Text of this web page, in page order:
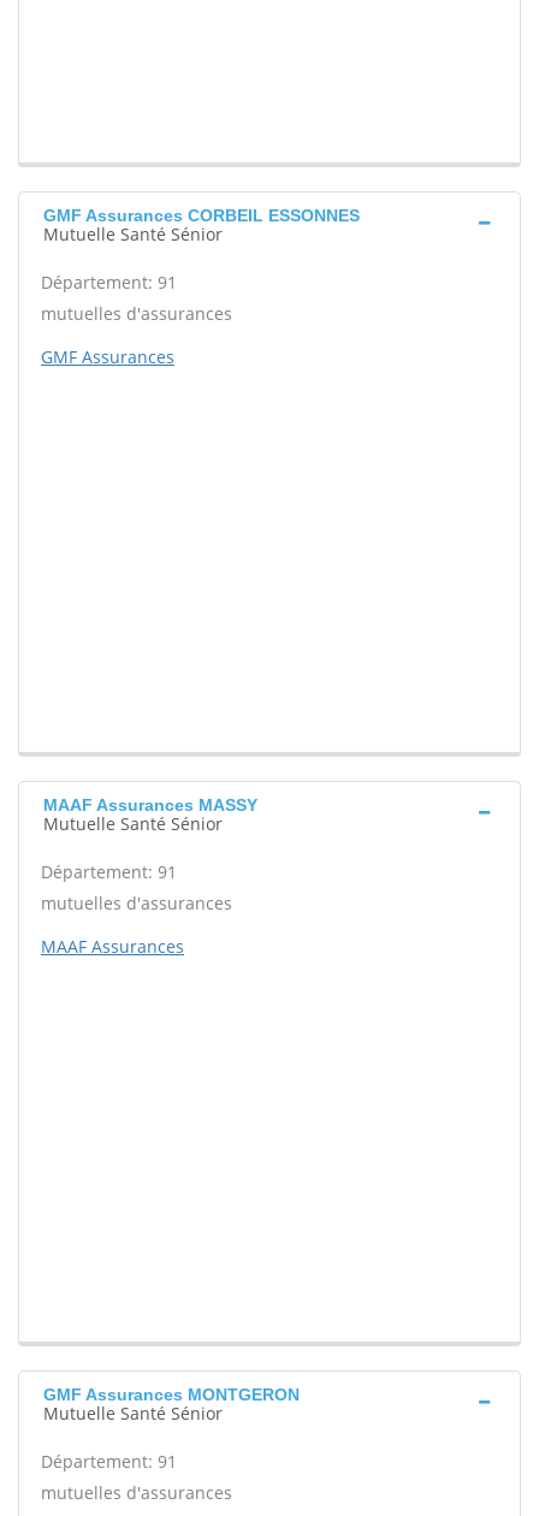
GMF Assurances CORBEIL ESSONNES
Mutuelle Santé Sénior
Département: 91
mutuelles d'assurances
GMF Assurances
MAAF Assurances MASSY
Mutuelle Santé Sénior
Département: 91
mutuelles d'assurances
MAAF Assurances
GMF Assurances MONTGERON
Mutuelle Santé Sénior
Département: 91
mutuelles d'assurances